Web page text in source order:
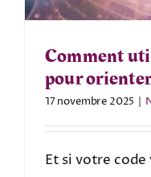
Comment
pour
17 novembre 2025 |
Et si votre